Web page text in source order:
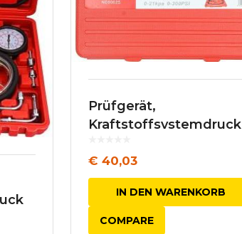
Prüfgerät,
Kraftstoffsystemdruck
€ 40,03
IN DEN WARENKORB
COMPARE